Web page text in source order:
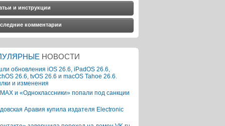
и инструкции
комментарии
НОВОСТИ
обновления iOS 26.6, iPadOS 26.6,
26.6, tvOS 26.6 и macOS Tahoe 26.6.
и изменения
и «Одноклассники» попали под санкции
Аравия купила издателя Electronic